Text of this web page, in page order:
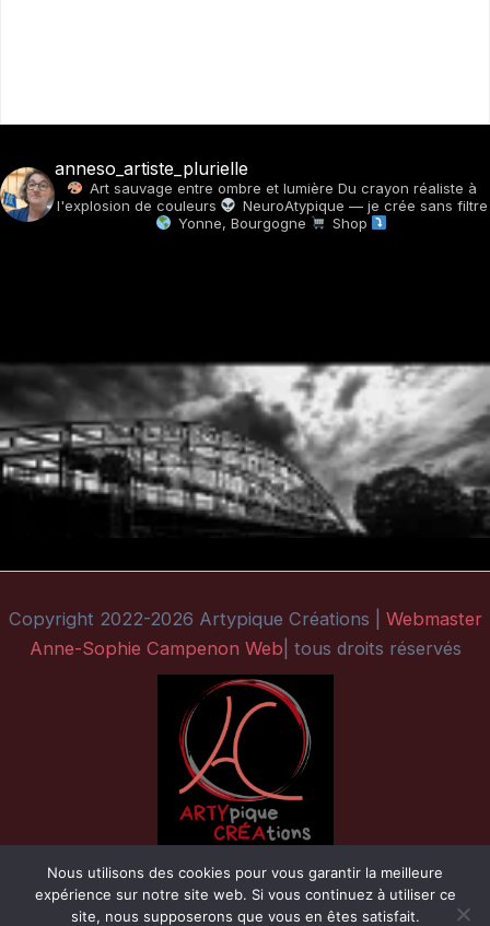
anneso_artiste_plurielle
Art sauvage entre ombre et lumière Du crayon réaliste à
l'explosion de couleurs
NeuroAtypique — je crée sans filtre
Yonne, Bourgogne
Shop
Copyright 2022-2026 Artypique Créations | Webmaster
Anne-Sophie Campenon Web | tous droits réservés
Nous utilisons des cookies pour vous garantir la meilleure
expérience sur notre site web. Si vous continuez à utiliser ce
site, nous supposerons que vous en êtes satisfait.